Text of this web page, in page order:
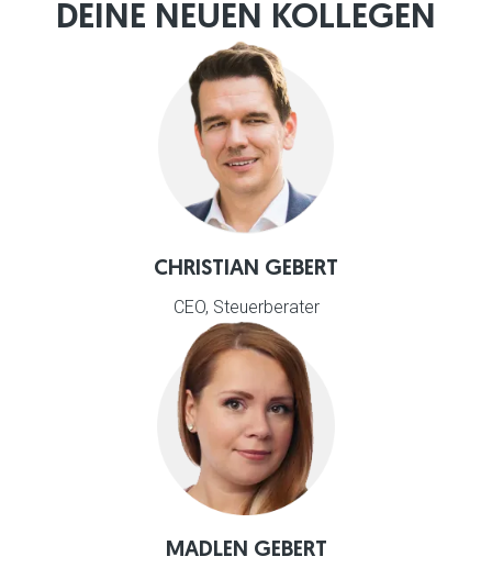
DEINE NEUEN KOLLEGEN
CHRISTIAN GEBERT
CEO, Steuerberater
MADLEN GEBERT